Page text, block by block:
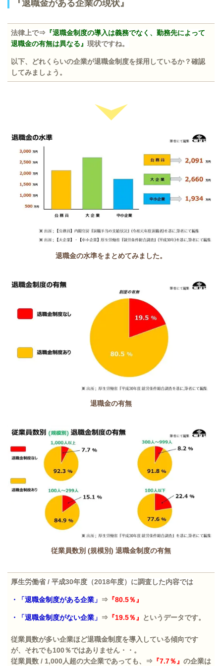
『退職金がある企業の現状』
法律上で⇒ 『退職金制度の導入は義務でなく、勤務先によって
退職金の有無は異なる』 現状ですね。
以下、どれくらいの企業が退職金制度を採用しているか？確認
してみましょう。
退職金の水準をまとめてみました。
退職金の有無
従業員数別 (規模別) 退職金制度の有無
厚生労働省/ 平成30年度（2018年度）に調査した内容では
・「退職金制度がある企業」 ⇒ 『80.5％』
・「退職金制度がない企業」 ⇒ 『19.5％』 というデータです。
従業員数が多い企業ほど退職金制度を導入している傾向です
が、それでも100％ではありません・・。
従業員数 / 1,000人超の大企業であっても、⇒ 『7.7％』 の企業は